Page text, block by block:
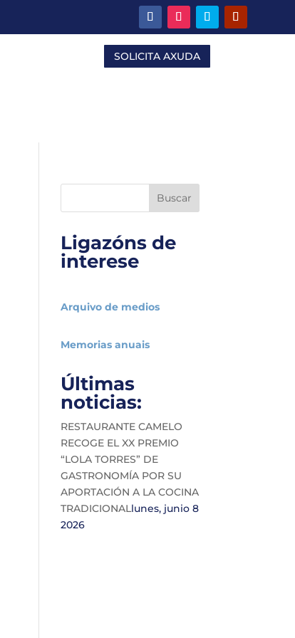
SOLICITA AXUDA
Buscar
Ligazóns de
interese
Arquivo de medios
Memorias anuais
Últimas
noticias:
RESTAURANTE CAMELO
RECOGE EL XX PREMIO
“LOLA TORRES” DE
GASTRONOMÍA POR SU
APORTACIÓN A LA COCINA
TRADICIONALlunes, junio 8
2026